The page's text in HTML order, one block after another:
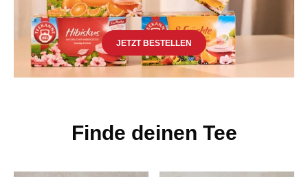
JETZT BESTELLEN
Finde deinen Tee